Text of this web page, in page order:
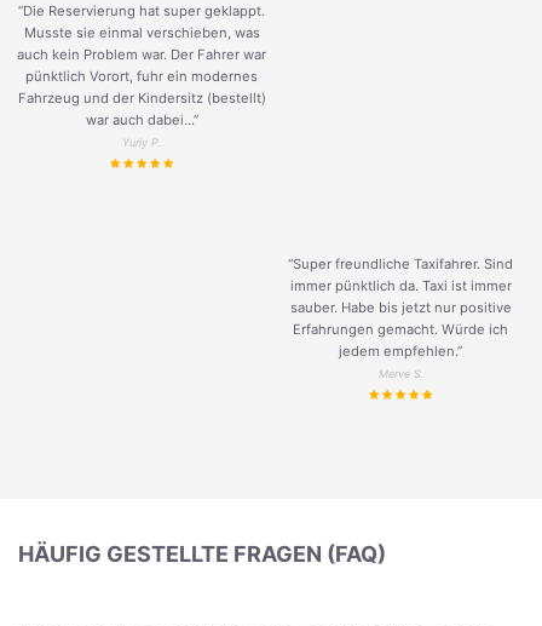
“Die Reservierung hat super geklappt.
Musste sie einmal verschieben, was
auch kein Problem war. Der Fahrer war
pünktlich Vorort, fuhr ein modernes
Fahrzeug und der Kindersitz (bestellt)
war auch dabei...”
Yuriy P.
“Super freundliche Taxifahrer. Sind
immer pünktlich da. Taxi ist immer
sauber. Habe bis jetzt nur positive
Erfahrungen gemacht. Würde ich
jedem empfehlen.”
Merve S.
HÄUFIG GESTELLTE FRAGEN (FAQ)